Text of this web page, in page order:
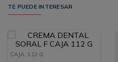
TE PUEDE INTERESAR
CAJA 112 G